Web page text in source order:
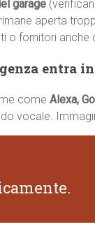
garage
aperta
o fornitori anche
entra
come Alexa,
vocale.